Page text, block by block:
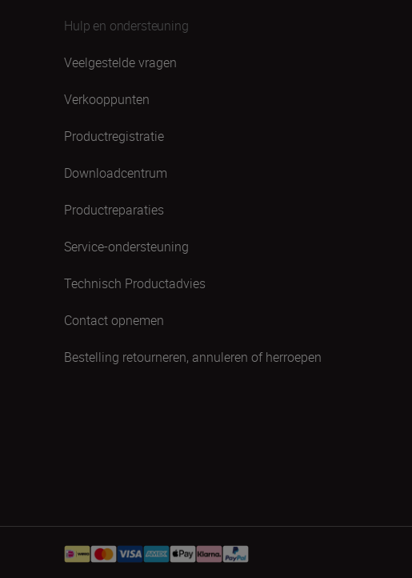
Hulp en ondersteuning
Veelgestelde vragen
Verkooppunten
Productregistratie
Downloadcentrum
Productreparaties
Service-ondersteuning
Technisch Productadvies
Contact opnemen
Bestelling retourneren, annuleren of herroepen